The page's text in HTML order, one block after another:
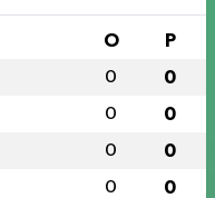
O P
0 0
0 0
0 0
0 0